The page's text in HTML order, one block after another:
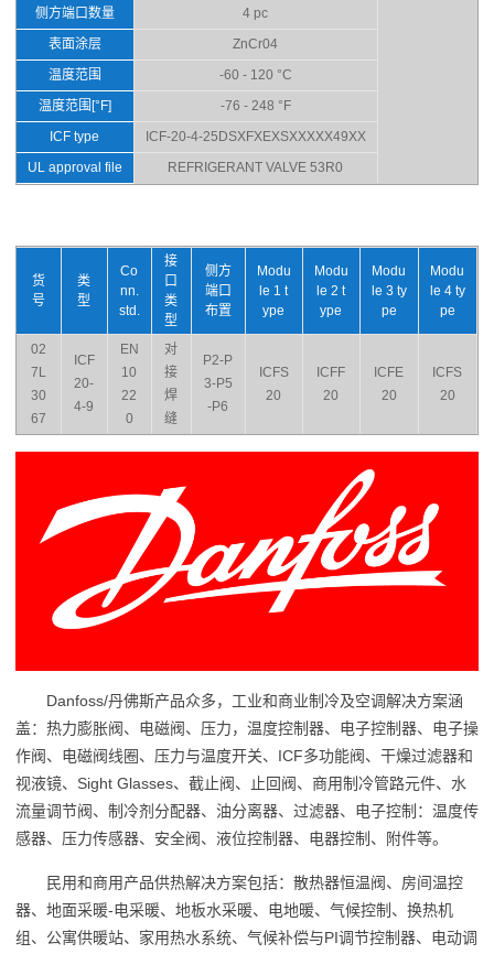
侧方端口数量
4 pc
表面涂层
ZnCr04
温度范围
-60 - 120 °C
温度范围[°F]
-76 - 248 °F
ICF type
ICF-20-4-25DSXFXEXSXXXXX49XX
UL approval file
REFRIGERANT VALVE 53R0
货
号
类
型
Co
nn.
std.
接
口
类
型
侧方
端口
布置
Modu
le 1 t
ype
Modu
le 2 t
ype
Modu
le 3 ty
pe
Modu
le 4 ty
pe
02
7L
30
67
ICF
20-
4-9
EN
10
22
0
对
接
焊
缝
P2-P
3-P5
-P6
ICFS
20
ICFF
20
ICFE
20
ICFS
20
Danfoss/丹佛斯产品众多，工业和商业制冷及空调解决方案涵
盖：热力膨胀阀、电磁阀、压力，温度控制器、电子控制器、电子操
作阀、电磁阀线圈、压力与温度开关、ICF多功能阀、干燥过滤器和
视液镜、Sight Glasses、截止阀、止回阀、商用制冷管路元件、水
流量调节阀、制冷剂分配器、油分离器、过滤器、电子控制：温度传
感器、压力传感器、安全阀、液位控制器、电器控制、附件等。
民用和商用产品供热解决方案包括：散热器恒温阀、房间温控
器、地面采暖-电采暖、地板水采暖、电地暖、气候控制、换热机
组、公寓供暖站、家用热水系统、气候补偿与PI调节控制器、电动调